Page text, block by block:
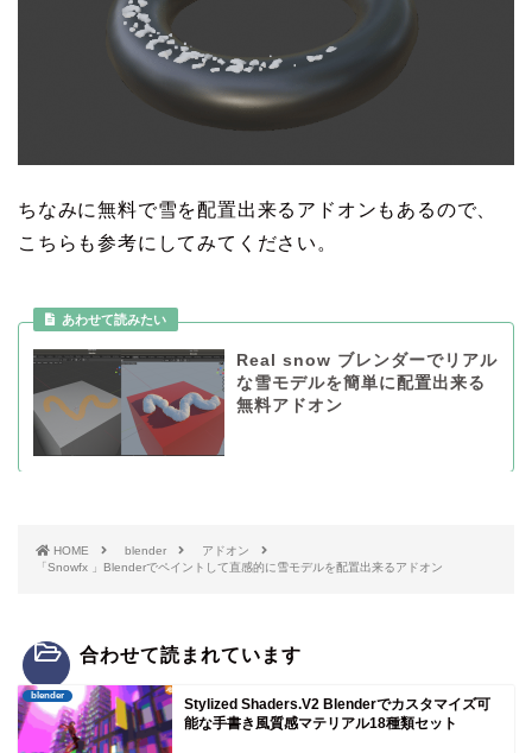
ちなみに無料で雪を配置出来るアドオンもあるので、
こちらも参考にしてみてください。
Real snow ブレンダーでリアル
な雪モデルを簡単に配置出来る
無料アドオン
HOME blender
アドオン
「Snowfx 」Blenderでペイントして直感的に雪モデルを配置出来るアドオン
合わせて読まれています
blender
Stylized Shaders.V2 Blenderでカスタマイズ可
能な手書き風質感マテリアル18種類セット